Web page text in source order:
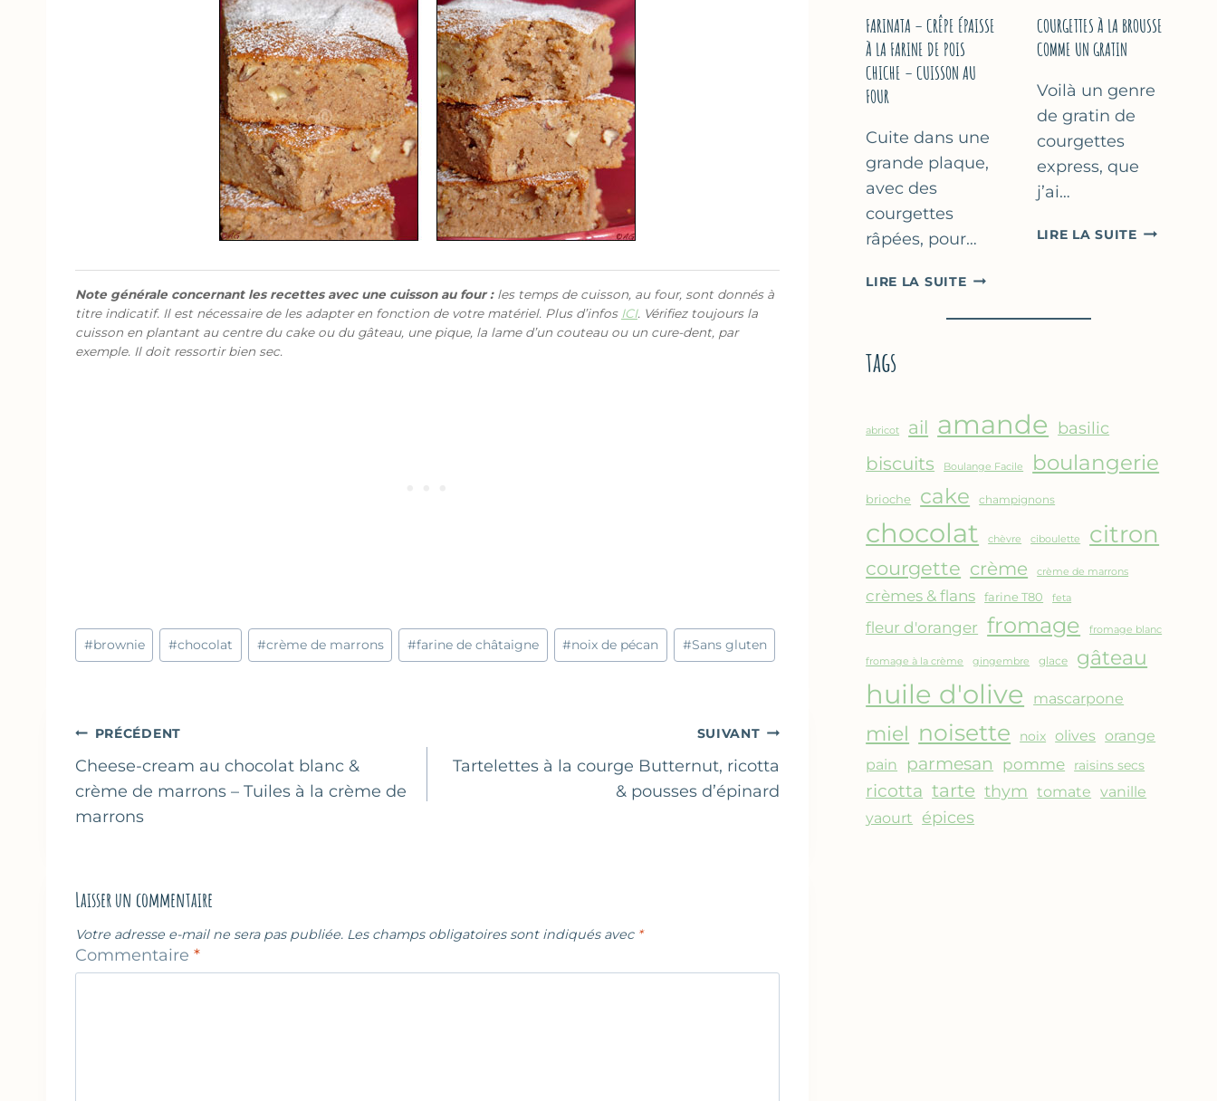
Note générale concernant les recettes avec une cuisson au four :les temps de cuisson, au four, sont donnés à
titre indicatif. Il est nécessaire de les adapter en fonction de votre matériel. Plus d’infos ICI. Vérifiez toujours la
cuisson en plantant au centre du cake ou du gâteau, une pique, la lame d’un couteau ou un cure-dent, par
exemple. Il doit ressortir bien sec.
Étiquettes
de
#brownie #chocolat #crème de marrons #farine de châtaigne #noix de pécan #Sans gluten
Navigation
de
l’article
PRÉCÉDENT
Cheese-cream au chocolat blanc &
crème de marrons – Tuiles à la crème de
marrons
SUIVANT
Tartelettes à la courge Butternut, ricotta
& pousses d’épinard
Laisser un commentaire
Votre adresse e-mail ne sera pas publiée. Les champs obligatoires sont indiqués avec *
Commentaire *
MARSEILLE
FARINATA – CRÊPE ÉPAISSE
À LA FARINE DE POIS
CHICHE – CUISSON AU
FOUR
Cuite dans une
grande plaque,
avec des
courgettes
râpées, pour…
LIRE LA SUITEFARINATA
CRÊPE
DE
CHICHE
CUISSON
AU
FOUR
COURGETTES À LA BROUSSE
COMME UN GRATIN
Voilà un genre
de gratin de
courgettes
express, que
j’ai…
LIRE LA SUITE
tags
abricot ail amande basilic
biscuits Boulange Facile boulangerie
brioche cake champignons
chocolat chèvre ciboulette citron
courgette crème crème de marrons
crèmes & flans farine T80 feta
fleur d'oranger fromage fromage blanc
fromage à la crème gingembre glace gâteau
huile d'olive mascarpone
miel noisette noix olives orange
pain
parmesan pomme raisins secs
ricotta tarte thym tomate vanille
yaourt épices